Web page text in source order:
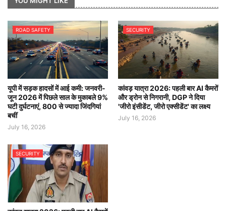
ROAD SAFETY
यूपी में सड़क हादसों में आई कमी: जनवरी-
जून 2026 में पिछले साल के मुकाबले 9%
घटी दुर्घटनाएं, 800 से ज्यादा जिंदगियां
बचीं
July 16, 2026
SECURITY
कांवड़ यात्रा 2026: पहली बार AI कैमरों
और ड्रोन से निगरानी, DGP ने दिया
'जीरो इंसीडेंट, जीरो एक्सीडेंट' का लक्ष्य
July 16, 2026
SECURITY